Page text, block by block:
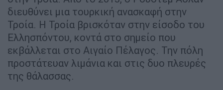
διευθύνει μια τουρκική ανασκαφή στην
Τροία. Η Τροία βρισκόταν στην είσοδο του
Ελλησπόντου, κοντά στο σημείο που
εκβάλλεται στο Αιγαίο Πέλαγος. Την πόλη
προστάτευαν λιμάνια και στις δυο πλευρές
της θάλασσας.